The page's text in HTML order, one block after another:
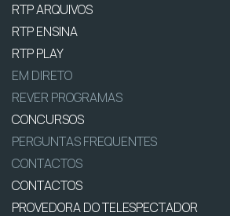
RTP ARQUIVOS
RTP ENSINA
RTP PLAY
EM DIRETO
REVER PROGRAMAS
CONCURSOS
PERGUNTAS FREQUENTES
CONTACTOS
CONTACTOS
PROVEDORA DO TELESPECTADOR